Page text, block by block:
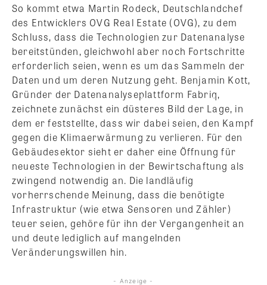
So kommt etwa Martin Rodeck, Deutschlandchef
des Entwicklers OVG Real Estate (OVG), zu dem
Schluss, dass die Technologien zur Datenanalyse
bereitstünden, gleichwohl aber noch Fortschritte
erforderlich seien, wenn es um das Sammeln der
Daten und um deren Nutzung geht. Benjamin Kott,
Gründer der Datenanalyseplattform Fabriq,
zeichnete zunächst ein düsteres Bild der Lage, in
dem er feststellte, dass wir dabei seien, den Kampf
gegen die Klimaerwärmung zu verlieren. Für den
Gebäudesektor sieht er daher eine Öffnung für
neueste Technologien in der Bewirtschaftung als
zwingend notwendig an. Die landläufig
vorherrschende Meinung, dass die benötigte
Infrastruktur (wie etwa Sensoren und Zähler)
teuer seien, gehöre für ihn der Vergangenheit an
und deute lediglich auf mangelnden
Veränderungswillen hin.
- Anzeige -